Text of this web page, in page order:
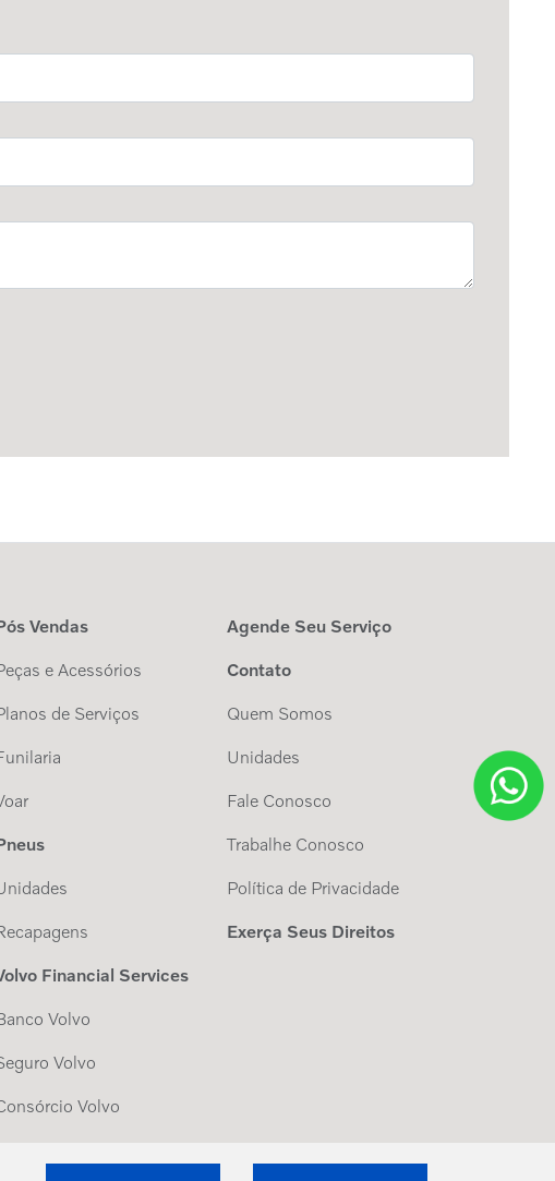
Vendas
e Acessórios
de Serviços
Financial Services
Volvo
Volvo
Volvo
Agende Seu Serviço
Contato
Quem Somos
Unidades
Fale Conosco
Trabalhe Conosco
Política de Privacidade
Exerça Seus Direitos